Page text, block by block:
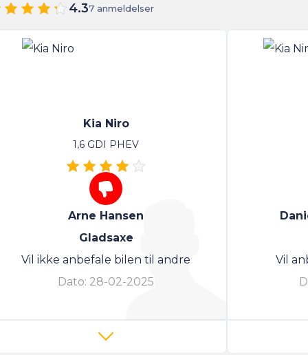
4.37 anmeldelser
Kia Niro
1,6 GDI PHEV
Arne Hansen
Gladsaxe
Vil ikke anbefale bilen til andre
Dato: 28-02-2025
Vil